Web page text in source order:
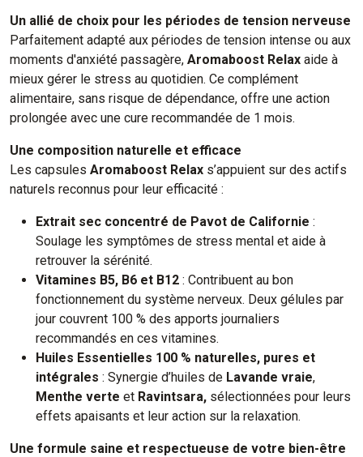
Un allié de choix pour les périodes de tension nerveuse
Parfaitement adapté aux périodes de tension intense ou aux
moments d'anxiété passagère, Aromaboost Relax aide à
mieux gérer le stress au quotidien. Ce complément
alimentaire, sans risque de dépendance, offre une action
prolongée avec une cure recommandée de 1 mois.
Une composition naturelle et efficace
Les capsules Aromaboost Relax s’appuient sur des actifs
naturels reconnus pour leur efficacité :
Extrait sec concentré de Pavot de Californie :
Soulage les symptômes de stress mental et aide à
retrouver la sérénité.
Vitamines B5, B6 et B12 : Contribuent au bon
fonctionnement du système nerveux. Deux gélules par
jour couvrent 100 % des apports journaliers
recommandés en ces vitamines.
Huiles Essentielles 100 % naturelles, pures et
intégrales : Synergie d’huiles de Lavande vraie,
Menthe verte et Ravintsara, sélectionnées pour leurs
effets apaisants et leur action sur la relaxation.
Une formule saine et respectueuse de votre bien-être